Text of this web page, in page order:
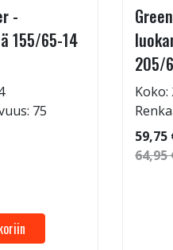
-
155/65-14
75
205/
Koko:
59,75
64,95